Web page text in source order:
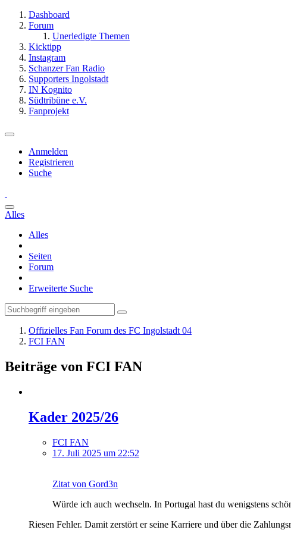
Dashboard
Forum
Unerledigte Themen
Kicktipp
Instagram
Schanzer Fan Radio
Supporters Ingolstadt
IN Kognito
Südtribüne e.V.
Fanprojekt
Anmelden
Registrieren
Suche
Alles
Alles
Seiten
Forum
Erweiterte Suche
Offizielles Fan Forum des FC Ingolstadt 04
FCI FAN
Beiträge von FCI FAN
Kader 2025/26
FCI FAN
17. Juli 2025 um 22:52
Zitat von Gord3n
Würde ich auch wechseln. In Portugal hast du wenigstens
Riesen Fehler. Damit zerstört er seine Karriere und über die